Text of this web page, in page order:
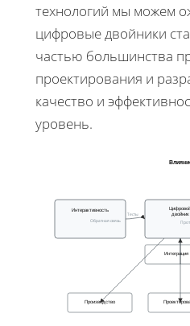
технологий мы можем
цифровые двойники
частью большинства
проектирования и
качество и
уровень.
Интерактивность
Обратная связь
Цифровой
двойник
Производство
Тесты